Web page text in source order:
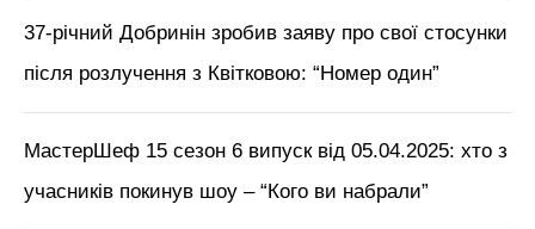
37-річний Добринін зробив заяву про свої стосунки
після розлучення з Квітковою: “Номер один”
МастерШеф 15 сезон 6 випуск від 05.04.2025: хто з
учасників покинув шоу – “Кого ви набрали”